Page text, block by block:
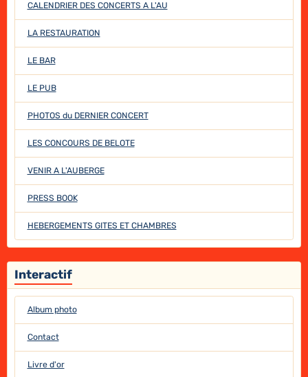
CALENDRIER DES CONCERTS A L'AU
LA RESTAURATION
LE BAR
LE PUB
PHOTOS du DERNIER CONCERT
LES CONCOURS DE BELOTE
VENIR A L'AUBERGE
PRESS BOOK
HEBERGEMENTS GITES ET CHAMBRES
Interactif
Album photo
Contact
Livre d'or